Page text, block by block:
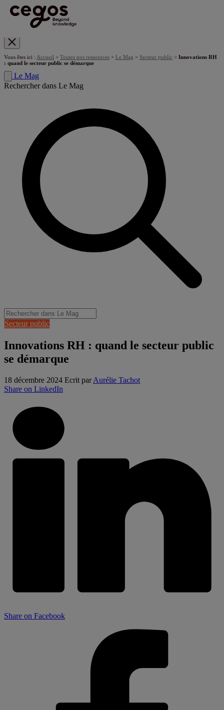
Vous êtes ici : Accueil > Toutes nos ressources > Le Mag > Secteur public > Innovations RH
: quand le secteur public se démarque
Le Mag
Rechercher dans Le Mag
Secteur public
Innovations RH : quand le secteur public
se démarque
18 décembre 2024 Ecrit parAurélie Tachot
Share on LinkedIn
Share on Facebook